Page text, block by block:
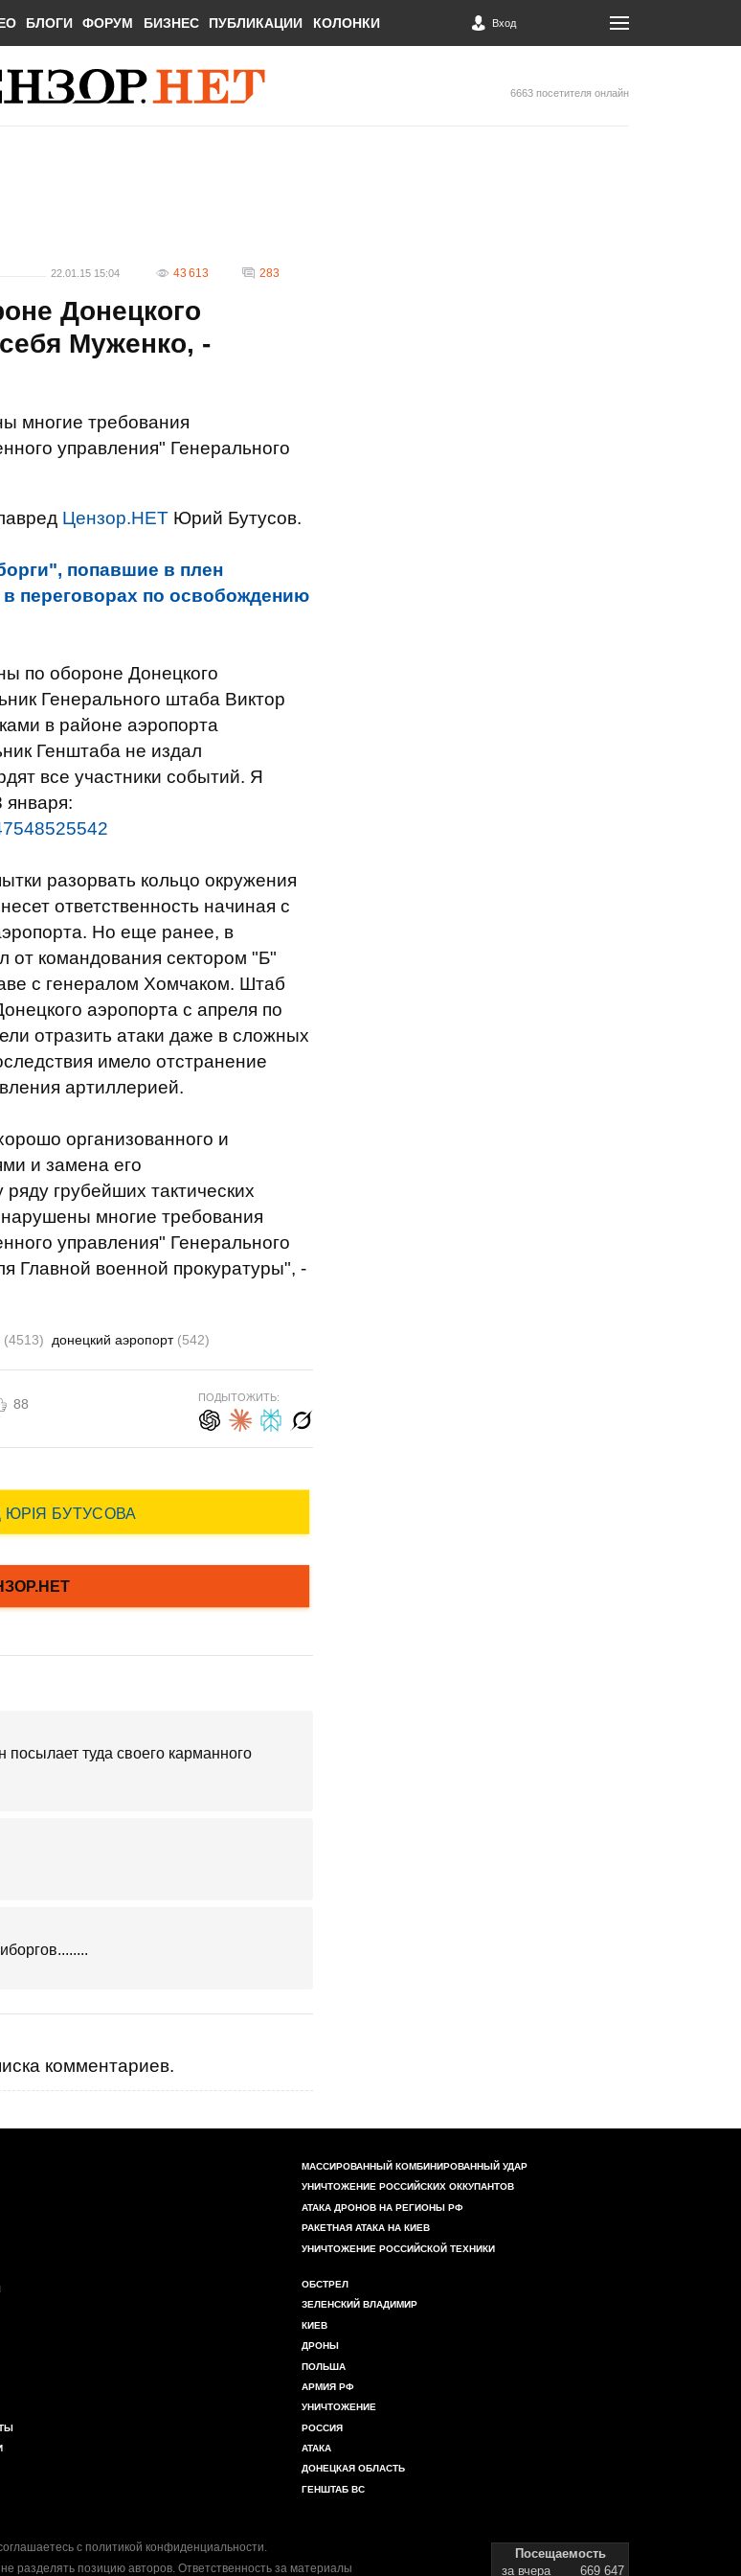
БЛОГИ ФОРУМ БИЗНЕС ПУБЛИКАЦИИ КОЛОНКИ Вход
6663 посетителя онлайн
22.01.15 15:04 43 613 283
Донецкого
Муженко, -
многие требования
управления" Генерального
Цензор.НЕТ Юрий Бутусов.
попавшие в плен
переговорах по освобождению
по обороне Донецкого
Генерального штаба Виктор
в районе аэропорта
Генштаба не издал
все участники событий. Я
января:
разорвать кольцо окружения
ответственность начиная с
Но еще ранее, в
от командования сектором "Б"
с генералом Хомчаком. Штаб
аэропорта с апреля по
отразить атаки даже в сложных
имело отстранение
артиллерией.
организованного и
и замена его
грубейших тактических
многие требования
управления" Генерального
Главной военной прокуратуры", -
(4513) донецкий аэропорт (542)
88 ПОДЫТОЖИТЬ:
посылает туда своего карманного
комментариев.
МАССИРОВАННЫЙ КОМБИНИРОВАННЫЙ УДАР
УНИЧТОЖЕНИЕ РОССИЙСКИХ ОККУПАНТОВ
АТАКА ДРОНОВ НА РЕГИОНЫ РФ
РАКЕТНАЯ АТАКА НА КИЕВ
УНИЧТОЖЕНИЕ РОССИЙСКОЙ ТЕХНИКИ
ОБСТРЕЛ
ЗЕЛЕНСКИЙ ВЛАДИМИР
КИЕВ
ДРОНЫ
ПОЛЬША
АРМИЯ РФ
УНИЧТОЖЕНИЕ
РОССИЯ
АТАКА
ДОНЕЦКАЯ ОБЛАСТЬ
ГЕНШТАБ ВС
с политикой конфиденциальности.
разделять позицию авторов. Ответственность за материалы
Посещаемость
за вчера
669 647